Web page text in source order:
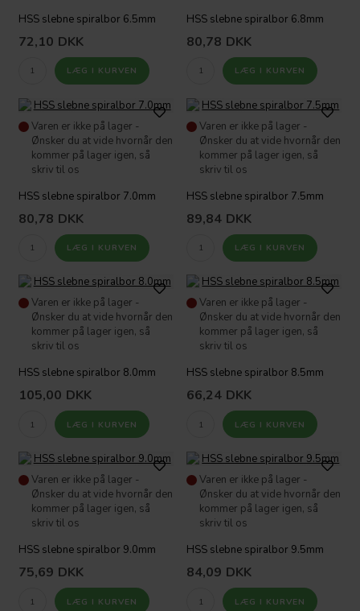
HSS slebne spiralbor 6.5mm
72,10 DKK
HSS slebne spiralbor 6.8mm
80,78 DKK
Varen er ikke på lager -
Ønsker du at vide hvornår den
kommer på lager igen, så
skriv til os
HSS slebne spiralbor 7.0mm
80,78 DKK
Varen er ikke på lager -
Ønsker du at vide hvornår den
kommer på lager igen, så
skriv til os
HSS slebne spiralbor 7.5mm
89,84 DKK
Varen er ikke på lager -
Ønsker du at vide hvornår den
kommer på lager igen, så
skriv til os
HSS slebne spiralbor 8.0mm
105,00 DKK
Varen er ikke på lager -
Ønsker du at vide hvornår den
kommer på lager igen, så
skriv til os
HSS slebne spiralbor 8.5mm
66,24 DKK
Varen er ikke på lager -
Ønsker du at vide hvornår den
kommer på lager igen, så
skriv til os
HSS slebne spiralbor 9.0mm
75,69 DKK
Varen er ikke på lager -
Ønsker du at vide hvornår den
kommer på lager igen, så
skriv til os
HSS slebne spiralbor 9.5mm
84,09 DKK